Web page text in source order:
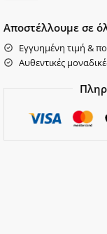
Αποστέλλουμε σε
Εγγυημένη τιμή &
Αυθεντικές